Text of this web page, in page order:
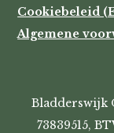
Cookiebeleid
Algemene
Bladderswijk
73839515,